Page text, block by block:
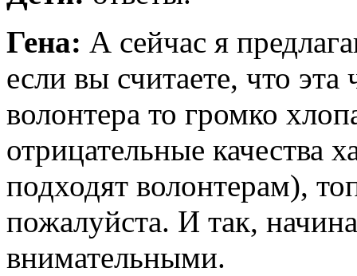
Гена: А сейчас я
если вы считаете, что эта
волонтера то громко
отрицательные качества
подходят волонтерам),
пожалуйста. И так,
внимательными.